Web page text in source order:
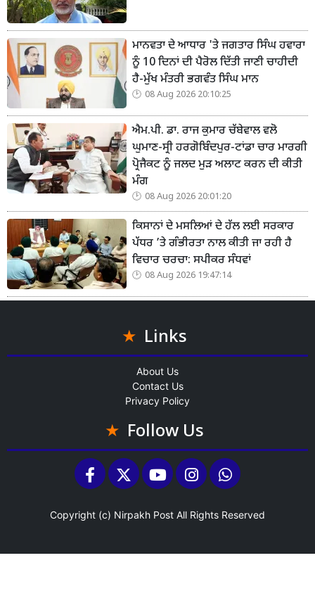
ਮਾਨਵਤਾ ਦੇ ਆਧਾਰ 'ਤੇ ਜਗਤਾਰ ਸਿੰਘ ਹਵਾਰਾ
ਨੂੰ 10 ਦਿਨਾਂ ਦੀ ਪੈਰੋਲ ਦਿੱਤੀ ਜਾਣੀ ਚਾਹੀਦੀ
ਹੈ-ਮੁੱਖ ਮੰਤਰੀ ਭਗਵੰਤ ਸਿੰਘ ਮਾਨ
08 Aug 2026 20:10:25
ਐਮ.ਪੀ. ਡਾ. ਰਾਜ ਕੁਮਾਰ ਚੱਬੇਵਾਲ ਵਲੋ
ਘੁਮਾਣ-ਸ੍ਰੀ ਹਰਗੋਬਿੰਦਪੁਰ-ਟਾਂਡਾ ਚਾਰ ਮਾਰਗੀ
ਪ੍ਰੋਜੈਕਟ ਨੂੰ ਜਲਦ ਮੁੜ ਅਲਾਟ ਕਰਨ ਦੀ ਕੀਤੀ
ਮੰਗ
08 Aug 2026 20:01:20
ਕਿਸਾਨਾਂ ਦੇ ਮਸਲਿਆਂ ਦੇ ਹੱਲ ਲਈ ਸਰਕਾਰ
ਪੱਧਰ ’ਤੇ ਗੰਭੀਰਤਾ ਨਾਲ ਕੀਤੀ ਜਾ ਰਹੀ ਹੈ
ਵਿਚਾਰ ਚਰਚਾ: ਸਪੀਕਰ ਸੰਧਵਾਂ
08 Aug 2026 19:47:14
Links
About Us
Contact Us
Privacy Policy
Follow Us
Copyright (c) Nirpakh Post All Rights Reserved